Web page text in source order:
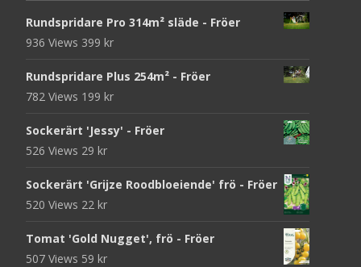
Rundspridare Pro 314m² släde - Fröer
936 Views 399 kr
Rundspridare Plus 254m² - Fröer
782 Views 199 kr
Sockerärt 'Jessy' - Fröer
526 Views 29 kr
Sockerärt 'Grijze Roodbloeiende' frö - Fröer
520 Views 22 kr
Tomat 'Gold Nugget', frö - Fröer
507 Views 59 kr